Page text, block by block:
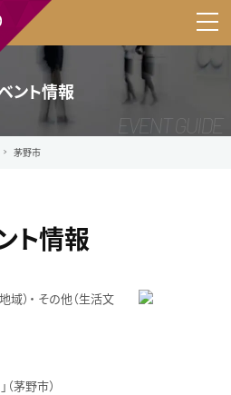
ント情報
茅野市
ト情報
域）
その他（生活文
茅野市）